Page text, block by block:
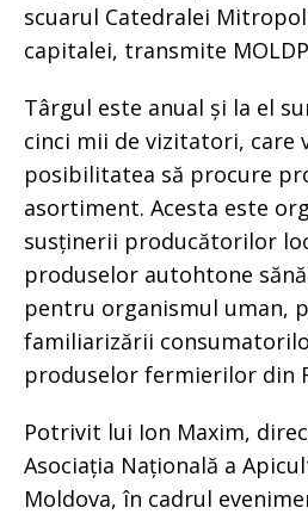
scuarul Catedralei
capitalei, transmite
Târgul este anual și la el
cinci mii de vizitatori, care
posibilitatea să procure
asortiment. Acesta este
susținerii producătorilor
produselor autohtone
pentru organismul uman,
familiarizării
produselor fermierilor din
Potrivit lui Ion Maxim,
Asociația Națională a
Moldova, în cadrul